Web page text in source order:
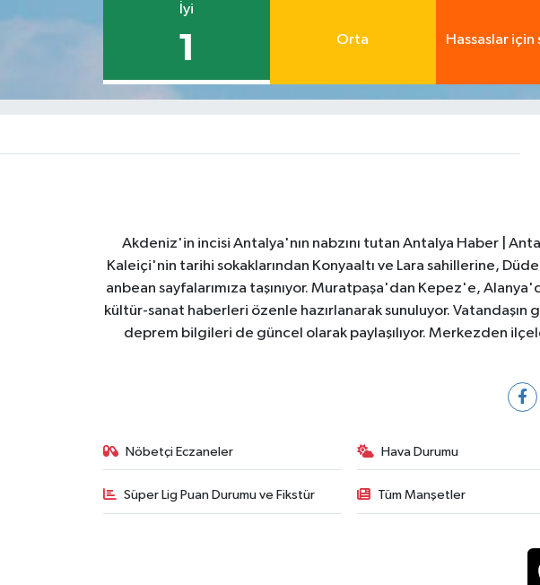
İyi
1 Orta Hassaslar için
Akdeniz'in incisi Antalya'nın nabzını tutan Antalya Haber |
Kaleiçi'nin tarihi sokaklarından Konyaaltı ve Lara sahillerine,
anbean sayfalarımıza taşınıyor. Muratpaşa'dan Kepez'e,
kültür-sanat haberleri özenle hazırlanarak sunuluyor.
deprem bilgileri de güncel olarak paylaşılıyor. Merkezden
Nöbetçi Eczaneler Hava Durumu
Süper Lig Puan Durumu ve Fikstür Tüm Manşetler